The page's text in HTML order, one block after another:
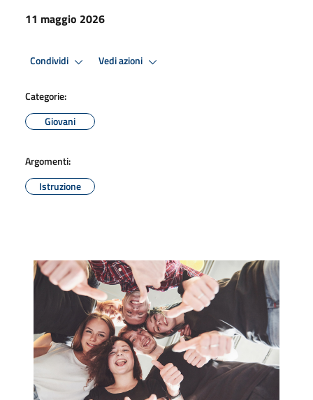
11 maggio 2026
Condividi Vedi azioni
Categorie:
Giovani
Argomenti:
Istruzione